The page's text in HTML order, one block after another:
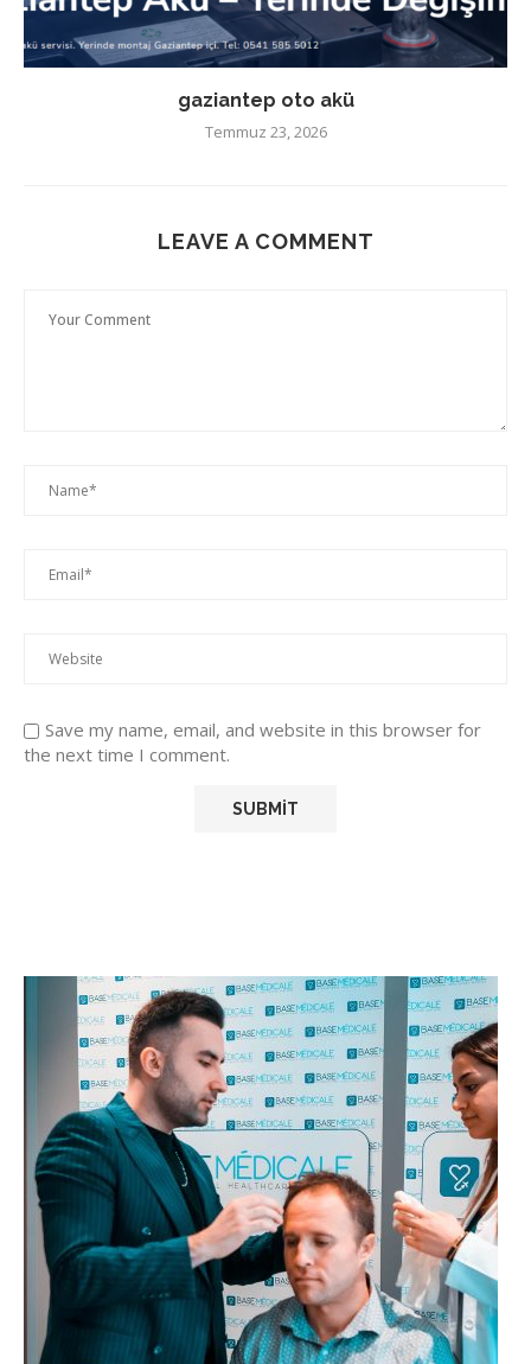
gaziantep oto akü
Temmuz 23, 2026
LEAVE A COMMENT
Save my name, email, and website in this browser for
the next time I comment.